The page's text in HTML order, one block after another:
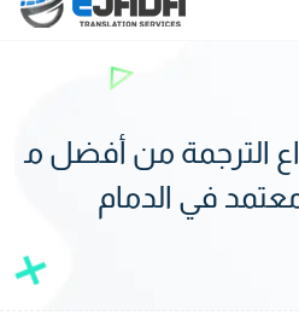
الترجمة من أفضل م
في الدمام